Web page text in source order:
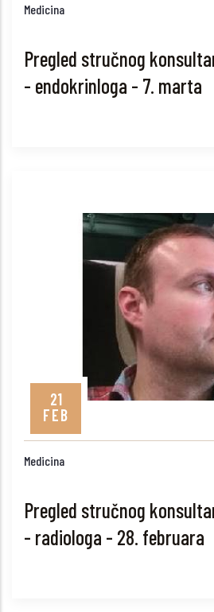
Medicina
Pregled stručnog
- endokrinloga - 7. marta
21
FEB
Medicina
Pregled stručnog
- radiologa - 28. februara